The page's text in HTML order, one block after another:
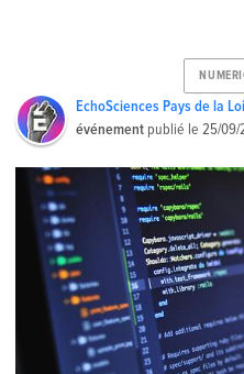
EchoSciences Pays de la
événement publié le25/09/